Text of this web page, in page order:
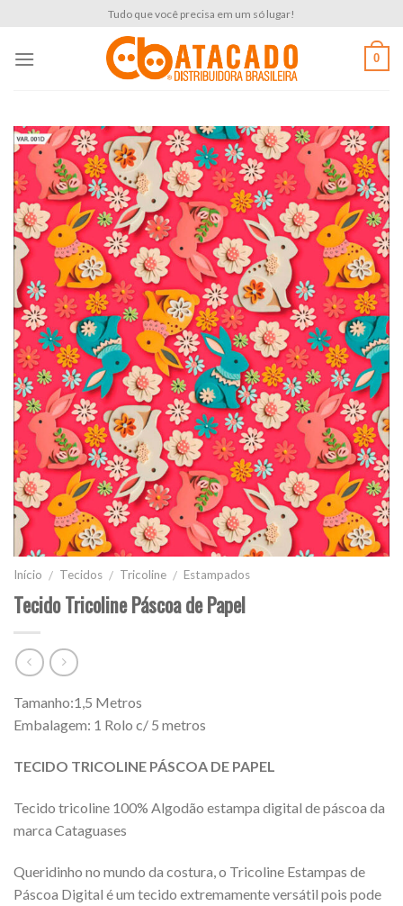
content
Tudo que você precisa em um só lugar!
0
Início / Tecidos / Tricoline / Estampados
Tecido Tricoline Páscoa de Papel
Tamanho:1,5 Metros
Embalagem: 1 Rolo c/ 5 metros
TECIDO TRICOLINE PÁSCOA DE PAPEL
Tecido tricoline 100% Algodão estampa digital de páscoa da
marca Cataguases
Queridinho no mundo da costura, o Tricoline Estampas de
Páscoa Digital é um tecido extremamente versátil pois pode